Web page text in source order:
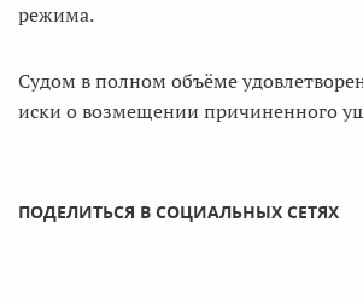
режима.
Судом в полном объёме
иски о возмещении причиненного
ПОДЕЛИТЬСЯ В СОЦИАЛЬНЫХ СЕТЯХ